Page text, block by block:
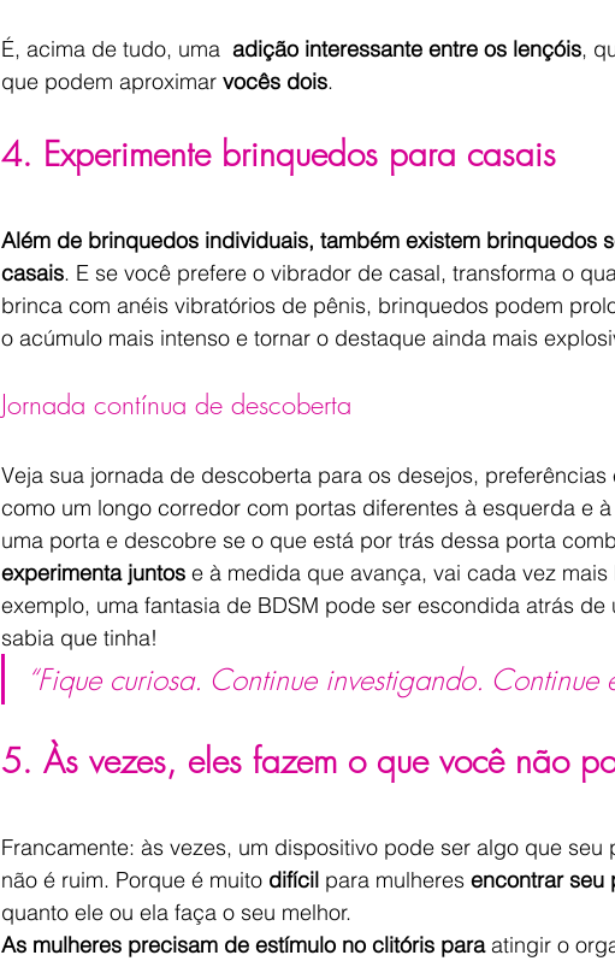
É, acima de tudo, uma adição interessante entre os lençóis,
que podem aproximar vocês dois.
4. Experimente brinquedos para casais
Além de brinquedos individuais, também existem brinquedos
casais. E se você prefere o vibrador de casal, transforma o
brinca com anéis vibratórios de pênis, brinquedos podem
o acúmulo mais intenso e tornar o destaque ainda mais
Jornada contínua de descoberta
Veja sua jornada de descoberta para os desejos, preferências
como um longo corredor com portas diferentes à esquerda e
uma porta e descobre se o que está por trás dessa porta
experimenta juntos e à medida que avança, vai cada vez
exemplo, uma fantasia de BDSM pode ser escondida atrás
sabia que tinha!
“Fique curiosa. Continue investigando. Continue
5. Às vezes, eles fazem o que você não
Francamente: às vezes, um dispositivo pode ser algo que seu
não é ruim. Porque é muito difícil para mulheres encontrar seu
quanto ele ou ela faça o seu melhor.
As mulheres precisam de estímulo no clitóris para atingir o